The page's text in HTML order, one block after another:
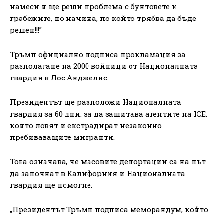
намеси и ще реши проблема с бунтовете и
грабежите, по начина, по който трябва да бъде
решен!!!”
Тръмп официално подписа прокламация за
разполагане на 2000 войници от Националната
гвардия в Лос Анджелис.
Президентът ще разположи Националната
гвардия за 60 дни, за да защитава агентите на ICE,
които ловят и екстрадират незаконно
пребиваващите мигранти.
Това означава, че масовите депортации са на път
да започнат в Калифорния и Националната
гвардия ще помогне.
„Президентът Тръмп подписа меморандум, който